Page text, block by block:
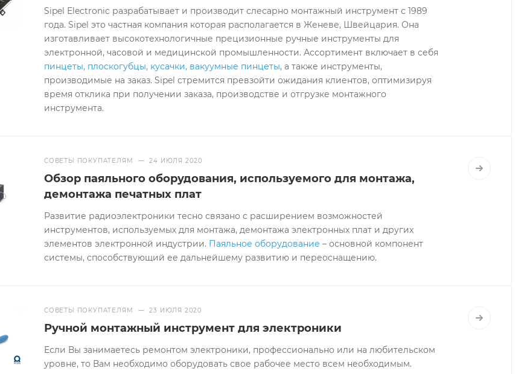
Sipel Electronic разрабатывает и производит слесарно монтажный инструмент с 1989
года. Sipel это частная компания которая располагается в Женеве, Швейцария. Она
изготавливает высокотехнологичные прецизионные ручные инструменты для
электронной, часовой и медицинской промышленности. Ассортимент включает в себя
пинцеты, плоскогубцы, кусачки, вакуумные пинцеты, а также инструменты,
производимые на заказ. Sipel стремится превзойти ожидания клиентов, оптимизируя
время отклика при получении заказа, производстве и отгрузке монтажного
инструмента.
СОВЕТЫ ПОКУПАТЕЛЯМ — 24 ИЮЛЯ 2020
Обзор паяльного оборудования, используемого для монтажа,
демонтажа печатных плат
Развитие радиоэлектроники тесно связано с расширением возможностей
инструментов, используемых для монтажа, демонтажа электронных плат и других
элементов электронной индустрии. Паяльное оборудование – основной компонент
системы, способствующий ее дальнейшему развитию и переоснащению.
СОВЕТЫ ПОКУПАТЕЛЯМ — 23 ИЮЛЯ 2020
Ручной монтажный инструмент для электроники
Если Вы занимаетесь ремонтом электроники, профессионально или на любительском
уровне, то Вам необходимо оборудовать свое рабочее место всем необходимым.